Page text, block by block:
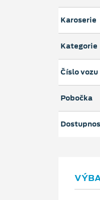
Karoserie
Kategorie
Číslo vozu
Pobočka